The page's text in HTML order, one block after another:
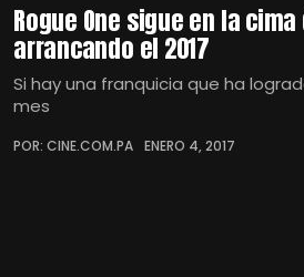
Rogue One sigue en la
arrancando el 2017
Si hay una franquicia que ha
mes
POR: CINE.COM.PA ENERO 4, 2017